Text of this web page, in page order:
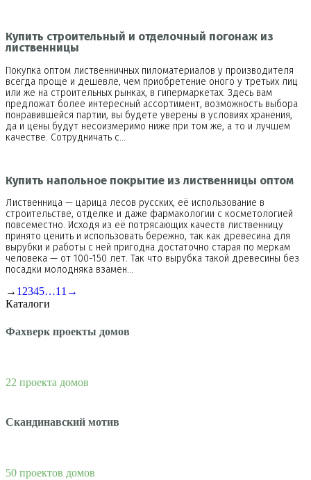
Купить строительный и отделочный погонаж из
лиственницы
Покупка оптом лиственничных пиломатериалов у производителя
всегда проще и дешевле, чем приобретение оного у третьих лиц
или же на строительных рынках, в гипермаркетах. Здесь вам
предложат более интересный ассортимент, возможность выбора
понравившейся партии, вы будете уверены в условиях хранения,
да и цены будут несоизмеримо ниже при том же, а то и лучшем
качестве. Сотрудничать с…
Купить напольное покрытие из лиственницы оптом
Лиственница — царица лесов русских, её использование в
строительстве, отделке и даже фармакологии с косметологией
повсеместно. Исходя из её потрясающих качеств лиственницу
принято ценить и использовать бережно, так как древесина для
вырубки и работы с ней пригодна достаточно старая по меркам
человека — от 100-150 лет. Так что вырубка такой древесины без
посадки молодняка взамен…
→ 1 2345…11 →
Каталоги
Фахверк проекты домов
22 проекта домов
Скандинавский мотив
50 проектов домов